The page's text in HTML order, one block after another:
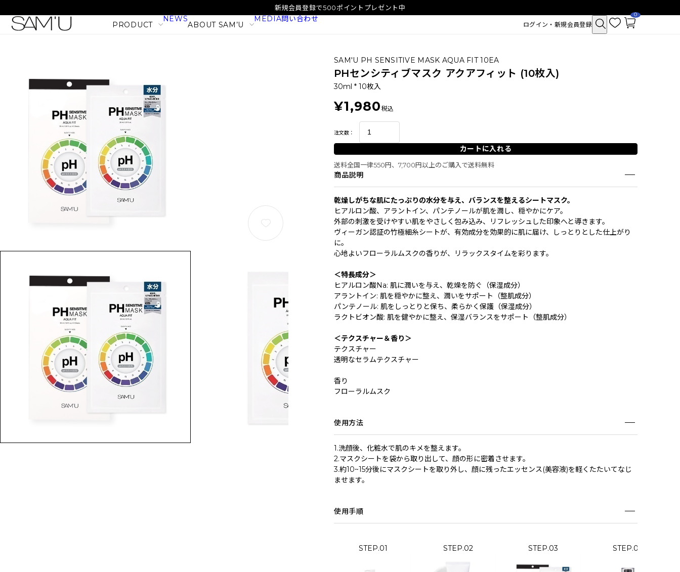
新規会員登録で500ポイントプレゼント中
PRODUCT
PRODUCT LINE
SKIN CARE
BODY CARE
MAKE UP
HAIR CARE
PHセンシティブマスク バイタル
フィット (10枚入)
1,980 2,420
パウダーウォッシュ
1,980税込
クリーム
2,530税込
NEWS
ABOUT SAM’U
MEDIA問い合わせ
ログイン・新規会員登録
お
気
カ
0
SAM'U PH SENSITIVE MASK AQUA FIT 10EA
PHセンシティブマスク アクアフィット (10枚入)
30ml * 10枚入
¥1,980 税込
注文数：
カートに入れる
送料全国一律550円、7,700円以上のご購入で送料無料
商品説明
乾燥しがちな肌にたっぷりの水分を与え、バランスを整えるシートマスク。
ヒアルロン酸、アラントイン、パンテノールが肌を潤し、穏やかにケア。
外部の刺激を受けやすい肌をやさしく包み込み、リフレッシュした印象へと導きます。
ヴィーガン認証の竹極細糸シートが、有効成分を効果的に肌に届け、しっとりとした仕上がり
に。
心地よいフローラルムスクの香りが、リラックスタイムを彩ります。
＜特長成分＞
ヒアルロン酸Na: 肌に潤いを与え、乾燥を防ぐ（保湿成分）
アラントイン: 肌を穏やかに整え、潤いをサポート（整肌成分）
パンテノール: 肌をしっとりと保ち、柔らかく保護（保湿成分）
ラクトビオン酸: 肌を健やかに整え、保湿バランスをサポート（整肌成分）
＜テクスチャー＆香り＞
テクスチャー
透明なセラムテクスチャー
香り
フローラルムスク
使用方法
1.洗顔後、化粧水で肌のキメを整えます。
2.マスクシートを袋から取り出して、顔の形に密着させます。
3.約10~15分後にマスクシートを取り外し、顔に残ったエッセンス(美容液)を軽くたたいてなじ
ませます。
使用手順
STEP.01 STEP.02 STEP.03 STEP.04